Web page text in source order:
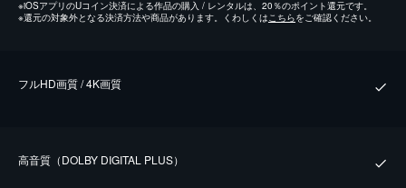
※iOSアプリのUコイン決済による作品の購入 / レンタルは、20％のポイント還元です。
※還元の対象外となる決済方法や商品があります。くわしくはこちらをご確認ください。
フルHD画質 / 4K画質
⾼⾳質（DOLBY DIGITAL PLUS）